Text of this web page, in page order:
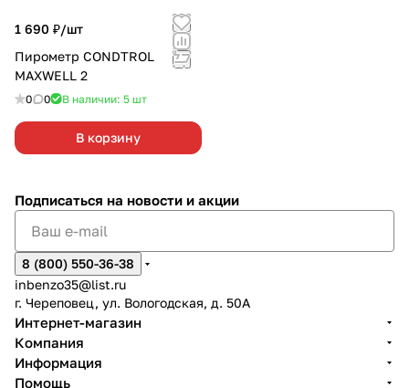
1 690 ₽/шт
Пирометр CONDTROL
MAXWELL 2
0 0 В наличии: 5 шт
В корзину
Подписаться на новости и акции
8 (800) 550-36-38
inbenzo35@list.ru
г. Череповец, ул. Вологодская, д. 50А
Интернет-магазин
Компания
Информация
Помощь